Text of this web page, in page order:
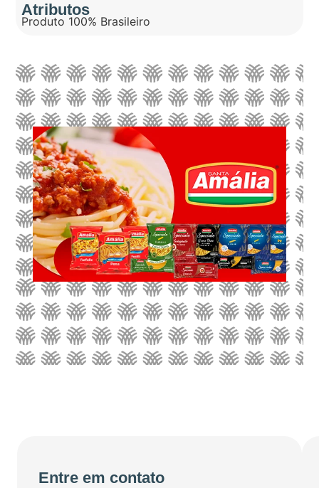
Atributos
Produto 100% Brasileiro
Entre em contato